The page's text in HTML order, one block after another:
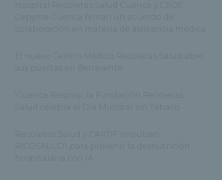
Hospital Recoletas Salud Cuenca y CEOE
Cepyme Cuenca firman un acuerdo de
colaboración en materia de asistencia médica
El nuevo Centro Médico Recoletas Salud abre
sus puertas en Benavente
‘Cuenca Respira’, la Fundación Recoletas
Salud celebra el Día Mundial sin Tabaco
Recoletas Salud y CARTIF impulsan
RICOSALUD1 para prevenir la desnutrición
hospitalaria con IA